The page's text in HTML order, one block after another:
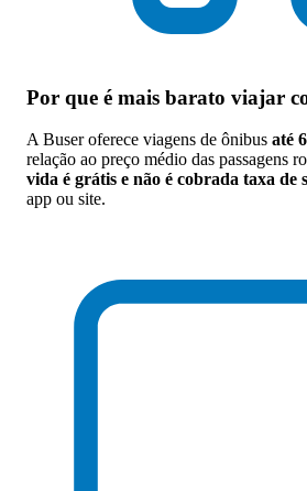
Por que é mais barato viajar
A Buser oferece viagens de ônibus até
relação ao preço médio das passagens
vida é grátis e não é cobrada taxa de
app ou site.